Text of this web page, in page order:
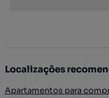
Localizações
Apartamentos para